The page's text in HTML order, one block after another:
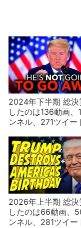
2024年下半期 総決
したのは136動画、
ンネル、271ツイー
2026年上半期 総決
したのは66動画、
ンネル、281ツイー